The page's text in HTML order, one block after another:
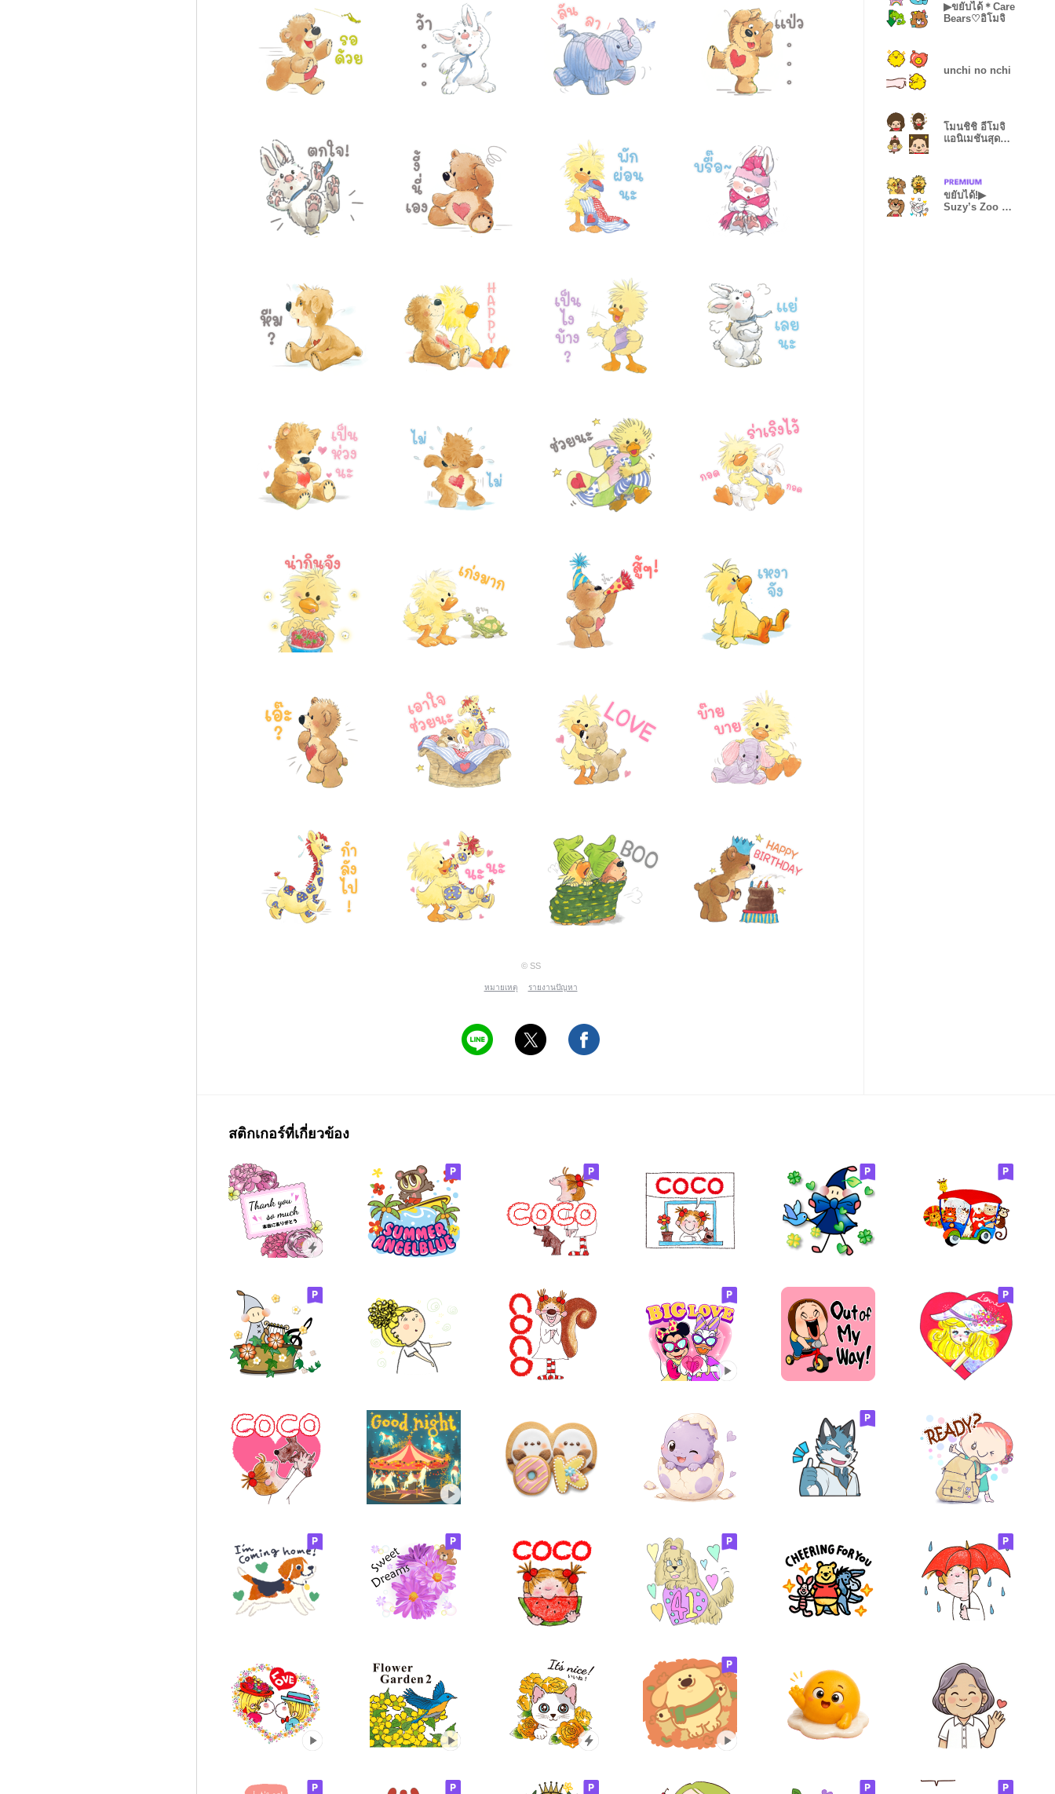
© SS
หมายเหตุ รายงานปัญหา
▶︎ขยับได้＊Care
Bears♡อิโมจิ
unchi no nchi
โมนชิชิ อีโมจิ
แอนิเมชันสุดน่า
ขยับได้!▶︎
Suzy’s Zoo น่า
สติกเกอร์ที่เกี่ยวข้อง